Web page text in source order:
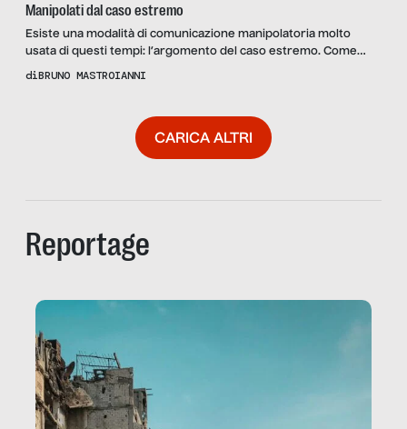
Manipolati dal caso estremo
Esiste una modalità di comunicazione manipolatoria molto
usata di questi tempi: l’argomento del caso estremo. Come
funziona? Per dare forza alle proprie tesi si usa un esempio
avere una precisa reazione – di solito, rifiuto e indignazione
diBRUNO MASTROIANNI
CARICA ALTRI
Reportage